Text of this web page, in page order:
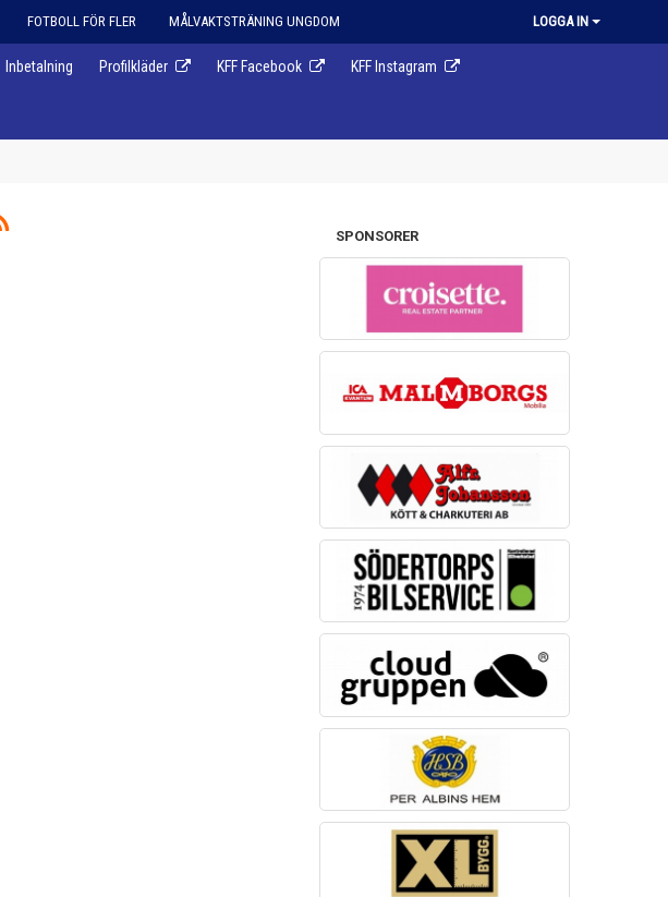
FOTBOLL FÖR FLER MÅLVAKTSTRÄNING UNGDOM LOGGA IN
Inbetalning Profilkläder KFF Facebook KFF Instagram
SPONSORER